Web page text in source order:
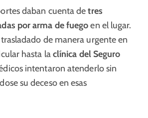
daban cuenta detres
por arma de fuegoen el lugar.
de manera urgente en
hasta laclínica del Seguro
intentaron atenderlo sin
su deceso en esas